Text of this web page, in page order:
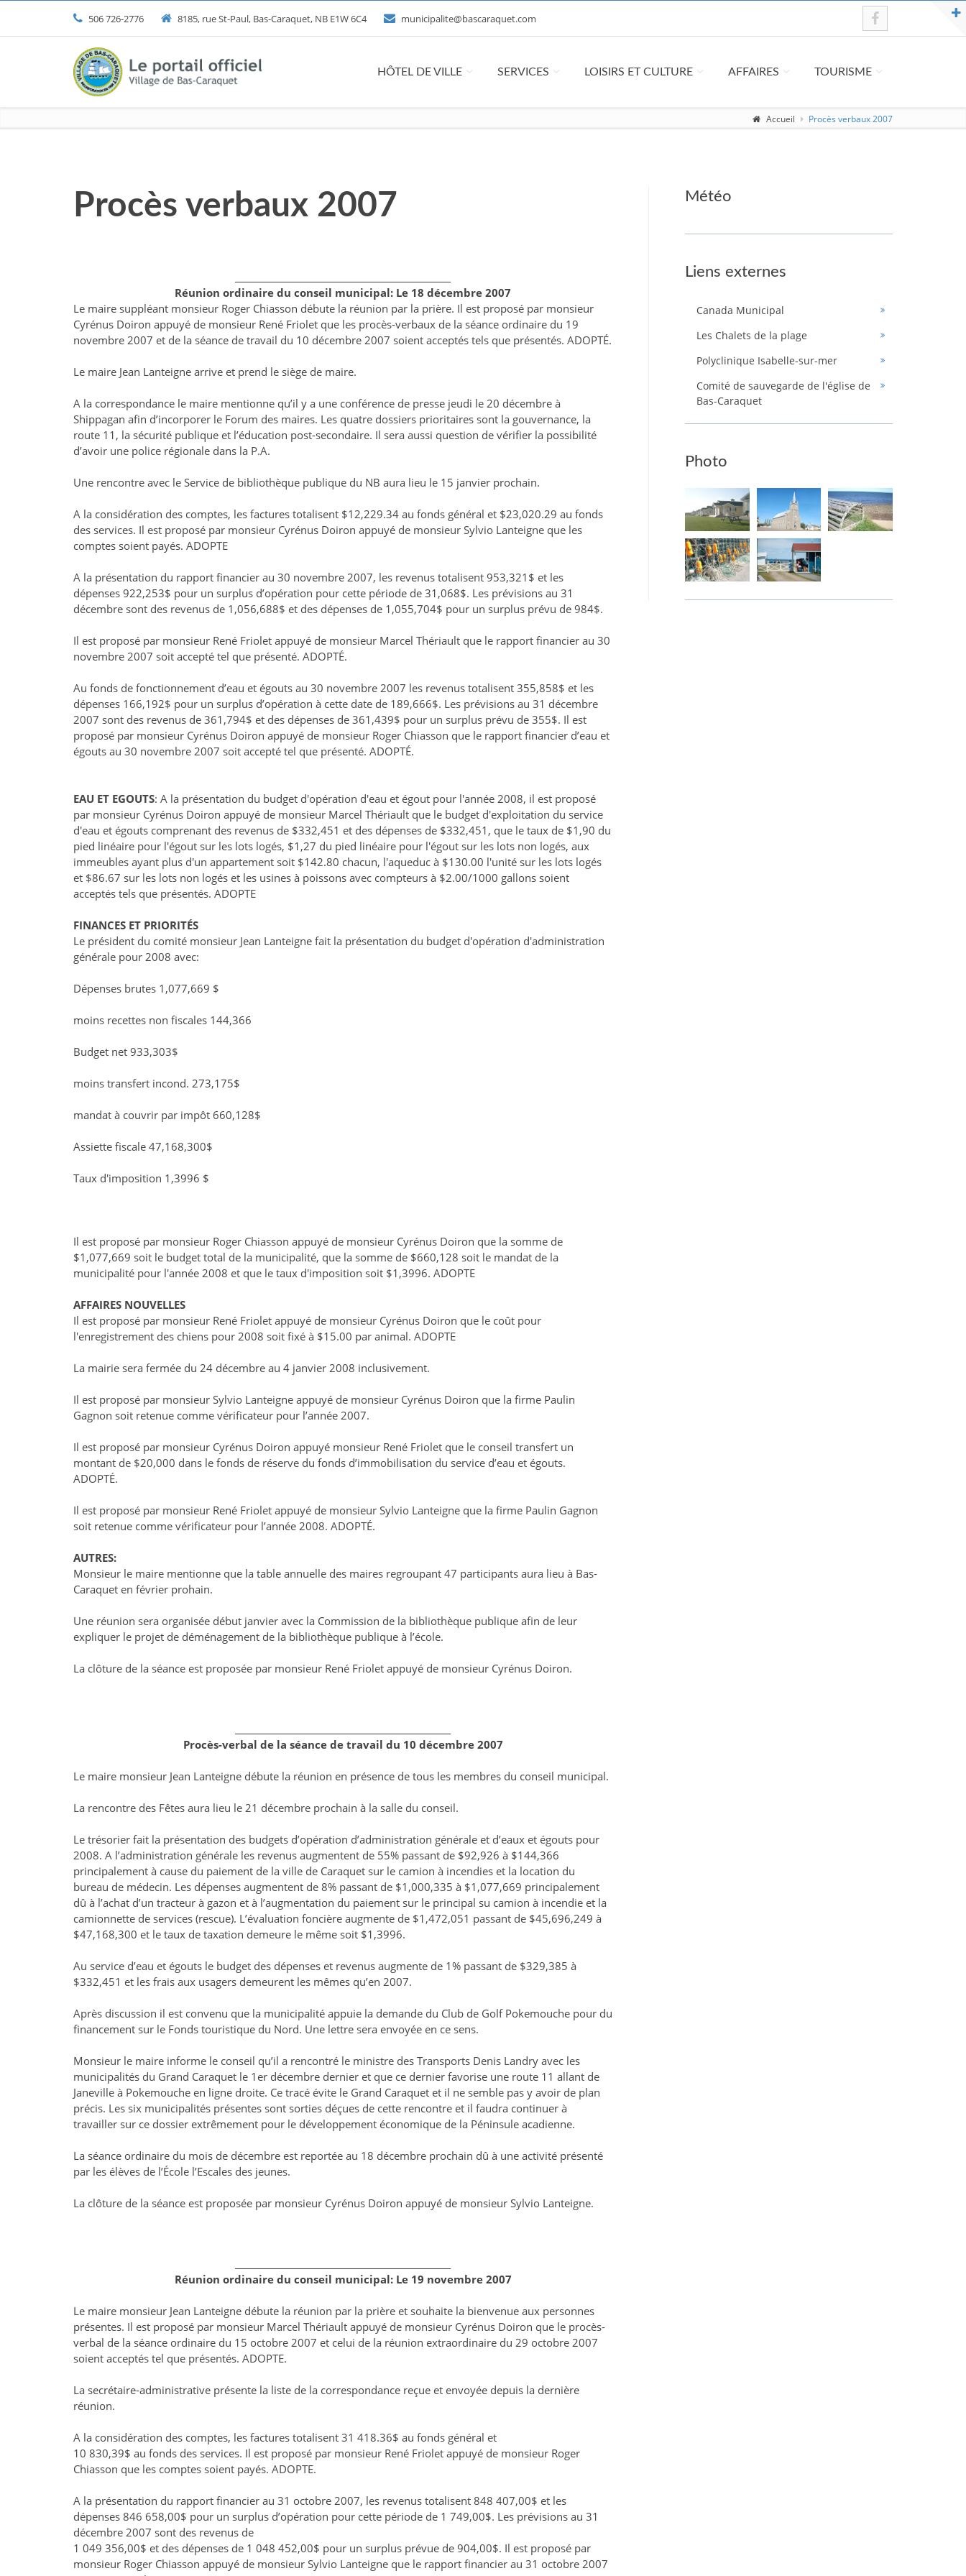
506 726-2776 8185, rue St-Paul, Bas-Caraquet, NB E1W 6C4 municipalite@bascaraquet.com
HÔTEL DE VILLE SERVICES LOISIRS ET CULTURE AFFAIRES TOURISME
Accueil Procès verbaux 2007
Procès verbaux 2007
Réunion ordinaire du conseil municipal: Le 18 décembre 2007
Le maire suppléant monsieur Roger Chiasson débute la réunion par la prière. Il est proposé par monsieur
Cyrénus Doiron appuyé de monsieur René Friolet que les procès-verbaux de la séance ordinaire du 19
novembre 2007 et de la séance de travail du 10 décembre 2007 soient acceptés tels que présentés. ADOPTÉ.
Le maire Jean Lanteigne arrive et prend le siège de maire.
A la correspondance le maire mentionne qu’il y a une conférence de presse jeudi le 20 décembre à
Shippagan afin d’incorporer le Forum des maires. Les quatre dossiers prioritaires sont la gouvernance, la
route 11, la sécurité publique et l’éducation post-secondaire. Il sera aussi question de vérifier la possibilité
d’avoir une police régionale dans la P.A.
Une rencontre avec le Service de bibliothèque publique du NB aura lieu le 15 janvier prochain.
A la considération des comptes, les factures totalisent $12,229.34 au fonds général et $23,020.29 au fonds
des services. Il est proposé par monsieur Cyrénus Doiron appuyé de monsieur Sylvio Lanteigne que les
comptes soient payés. ADOPTE
A la présentation du rapport financier au 30 novembre 2007, les revenus totalisent 953,321$ et les
dépenses 922,253$ pour un surplus d’opération pour cette période de 31,068$. Les prévisions au 31
décembre sont des revenus de 1,056,688$ et des dépenses de 1,055,704$ pour un surplus prévu de 984$.
Il est proposé par monsieur René Friolet appuyé de monsieur Marcel Thériault que le rapport financier au 30
novembre 2007 soit accepté tel que présenté. ADOPTÉ.
Au fonds de fonctionnement d’eau et égouts au 30 novembre 2007 les revenus totalisent 355,858$ et les
dépenses 166,192$ pour un surplus d’opération à cette date de 189,666$. Les prévisions au 31 décembre
2007 sont des revenus de 361,794$ et des dépenses de 361,439$ pour un surplus prévu de 355$. Il est
proposé par monsieur Cyrénus Doiron appuyé de monsieur Roger Chiasson que le rapport financier d’eau et
égouts au 30 novembre 2007 soit accepté tel que présenté. ADOPTÉ.
EAU ET EGOUTS: A la présentation du budget d'opération d'eau et égout pour l'année 2008, il est proposé
par monsieur Cyrénus Doiron appuyé de monsieur Marcel Thériault que le budget d'exploitation du service
d'eau et égouts comprenant des revenus de $332,451 et des dépenses de $332,451, que le taux de $1,90 du
pied linéaire pour l'égout sur les lots logés, $1,27 du pied linéaire pour l'égout sur les lots non logés, aux
immeubles ayant plus d'un appartement soit $142.80 chacun, l'aqueduc à $130.00 l'unité sur les lots logés
et $86.67 sur les lots non logés et les usines à poissons avec compteurs à $2.00/1000 gallons soient
acceptés tels que présentés. ADOPTE
FINANCES ET PRIORITÉS
Le président du comité monsieur Jean Lanteigne fait la présentation du budget d'opération d'administration
générale pour 2008 avec:
Dépenses brutes 1,077,669 $
moins recettes non fiscales 144,366
Budget net 933,303$
moins transfert incond. 273,175$
mandat à couvrir par impôt 660,128$
Assiette fiscale 47,168,300$
Taux d'imposition 1,3996 $
Il est proposé par monsieur Roger Chiasson appuyé de monsieur Cyrénus Doiron que la somme de
$1,077,669 soit le budget total de la municipalité, que la somme de $660,128 soit le mandat de la
municipalité pour l'année 2008 et que le taux d'imposition soit $1,3996. ADOPTE
AFFAIRES NOUVELLES
Il est proposé par monsieur René Friolet appuyé de monsieur Cyrénus Doiron que le coût pour
l'enregistrement des chiens pour 2008 soit fixé à $15.00 par animal. ADOPTE
La mairie sera fermée du 24 décembre au 4 janvier 2008 inclusivement.
Il est proposé par monsieur Sylvio Lanteigne appuyé de monsieur Cyrénus Doiron que la firme Paulin
Gagnon soit retenue comme vérificateur pour l’année 2007.
Il est proposé par monsieur Cyrénus Doiron appuyé monsieur René Friolet que le conseil transfert un
montant de $20,000 dans le fonds de réserve du fonds d’immobilisation du service d’eau et égouts.
ADOPTÉ.
Il est proposé par monsieur René Friolet appuyé de monsieur Sylvio Lanteigne que la firme Paulin Gagnon
soit retenue comme vérificateur pour l’année 2008. ADOPTÉ.
AUTRES:
Monsieur le maire mentionne que la table annuelle des maires regroupant 47 participants aura lieu à Bas-
Caraquet en février prohain.
Une réunion sera organisée début janvier avec la Commission de la bibliothèque publique afin de leur
expliquer le projet de déménagement de la bibliothèque publique à l’école.
La clôture de la séance est proposée par monsieur René Friolet appuyé de monsieur Cyrénus Doiron.
Procès-verbal de la séance de travail du 10 décembre 2007
Le maire monsieur Jean Lanteigne débute la réunion en présence de tous les membres du conseil municipal.
La rencontre des Fêtes aura lieu le 21 décembre prochain à la salle du conseil.
Le trésorier fait la présentation des budgets d’opération d’administration générale et d’eaux et égouts pour
2008. A l’administration générale les revenus augmentent de 55% passant de $92,926 à $144,366
principalement à cause du paiement de la ville de Caraquet sur le camion à incendies et la location du
bureau de médecin. Les dépenses augmentent de 8% passant de $1,000,335 à $1,077,669 principalement
dû à l’achat d’un tracteur à gazon et à l’augmentation du paiement sur le principal su camion à incendie et la
camionnette de services (rescue). L’évaluation foncière augmente de $1,472,051 passant de $45,696,249 à
$47,168,300 et le taux de taxation demeure le même soit $1,3996.
Au service d’eau et égouts le budget des dépenses et revenus augmente de 1% passant de $329,385 à
$332,451 et les frais aux usagers demeurent les mêmes qu’en 2007.
Après discussion il est convenu que la municipalité appuie la demande du Club de Golf Pokemouche pour du
financement sur le Fonds touristique du Nord. Une lettre sera envoyée en ce sens.
Monsieur le maire informe le conseil qu’il a rencontré le ministre des Transports Denis Landry avec les
municipalités du Grand Caraquet le 1er décembre dernier et que ce dernier favorise une route 11 allant de
Janeville à Pokemouche en ligne droite. Ce tracé évite le Grand Caraquet et il ne semble pas y avoir de plan
précis. Les six municipalités présentes sont sorties déçues de cette rencontre et il faudra continuer à
travailler sur ce dossier extrêmement pour le développement économique de la Péninsule acadienne.
La séance ordinaire du mois de décembre est reportée au 18 décembre prochain dû à une activité présenté
par les élèves de l’École l’Escales des jeunes.
La clôture de la séance est proposée par monsieur Cyrénus Doiron appuyé de monsieur Sylvio Lanteigne.
Réunion ordinaire du conseil municipal: Le 19 novembre 2007
Le maire monsieur Jean Lanteigne débute la réunion par la prière et souhaite la bienvenue aux personnes
présentes. Il est proposé par monsieur Marcel Thériault appuyé de monsieur Cyrénus Doiron que le procès-
verbal de la séance ordinaire du 15 octobre 2007 et celui de la réunion extraordinaire du 29 octobre 2007
soient acceptés tel que présentés. ADOPTE.
La secrétaire-administrative présente la liste de la correspondance reçue et envoyée depuis la dernière
réunion.
A la considération des comptes, les factures totalisent 31 418.36$ au fonds général et
10 830,39$ au fonds des services. Il est proposé par monsieur René Friolet appuyé de monsieur Roger
Chiasson que les comptes soient payés. ADOPTE.
A la présentation du rapport financier au 31 octobre 2007, les revenus totalisent 848 407,00$ et les
dépenses 846 658,00$ pour un surplus d’opération pour cette période de 1 749,00$. Les prévisions au 31
décembre 2007 sont des revenus de
1 049 356,00$ et des dépenses de 1 048 452,00$ pour un surplus prévue de 904,00$. Il est proposé par
monsieur Roger Chiasson appuyé de monsieur Sylvio Lanteigne que le rapport financier au 31 octobre 2007
Météo
Liens externes
Canada Municipal
Les Chalets de la plage
Polyclinique Isabelle-sur-mer
Comité de sauvegarde de l'église de
Bas-Caraquet
Photo